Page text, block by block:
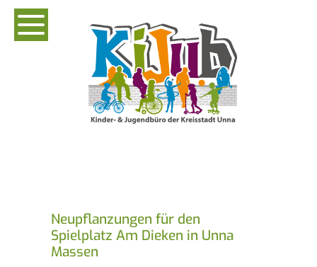
Neupflanzungen für den
Spielplatz Am Dieken in Unna
Massen